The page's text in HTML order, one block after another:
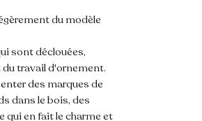
du modèle
sont déclouées,
travail d'ornement.
des marques de
dans le bois, des
qui en fait le charme et